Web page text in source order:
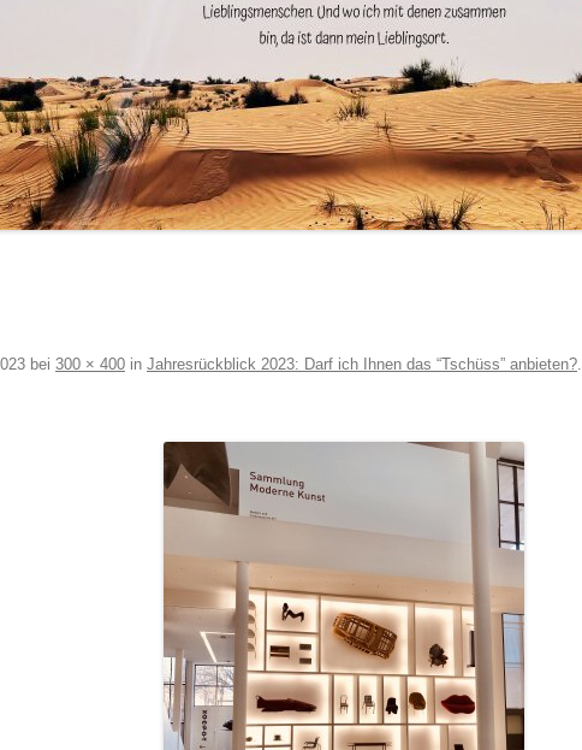
bei 300 × 400 in Jahresrückblick 2023: Darf ich Ihnen das “Tschüss” anbieten?.